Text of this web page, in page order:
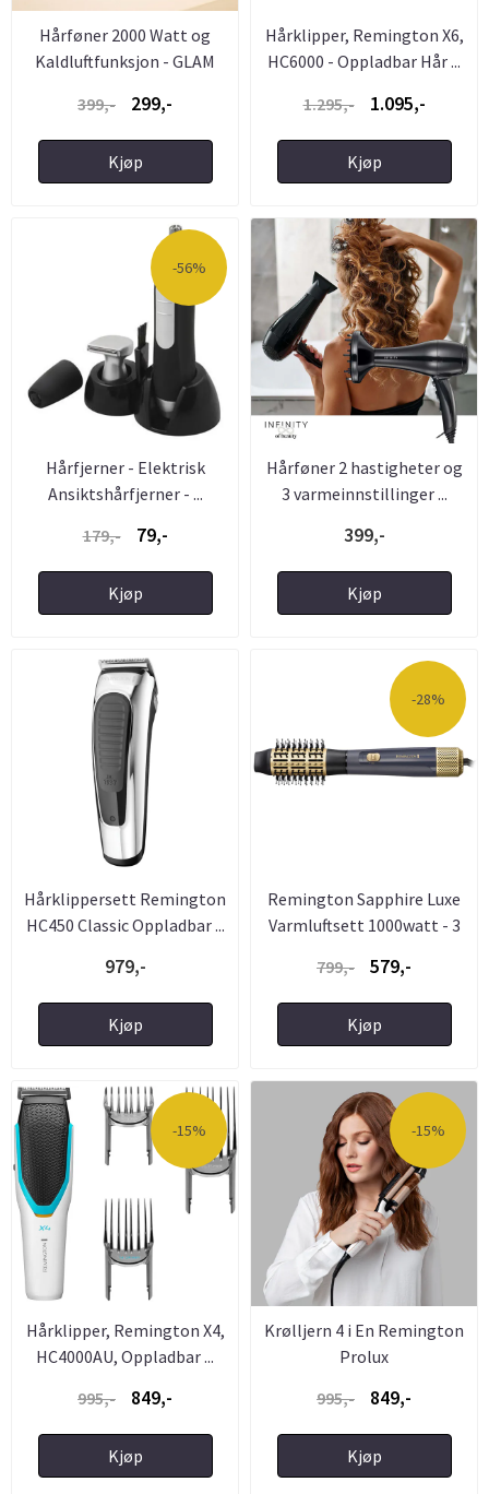
Hårføner 2000 Watt og
Kaldluftfunksjon - GLAM
399,-
299,-
Kjøp
Hårklipper, Remington X6,
HC6000 - Oppladbar Hår ...
1.295,-
1.095,-
Kjøp
-56%
Hårfjerner - Elektrisk
Ansiktshårfjerner - ...
179,-
79,-
Kjøp
Hårføner 2 hastigheter og
3 varmeinnstillinger ...
399,-
Kjøp
Hårklippersett Remington
HC450 Classic Oppladbar ...
979,-
Kjøp
-28%
Remington Sapphire Luxe
Varmluftsett 1000watt - 3
799,- 579,-
Kjøp
-15%
Hårklipper, Remington X4,
HC4000AU, Oppladbar ...
995,-
849,-
Kjøp
-15%
Krølljern 4 i En Remington
Prolux
995,-
849,-
Kjøp